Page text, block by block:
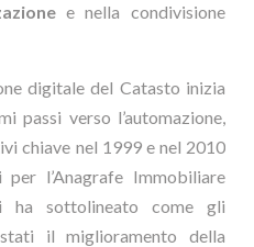
e nella condivisione
digitale del Catasto inizia
passi verso l’automazione,
chiave nel 1999 e nel 2010
l’Anagrafe Immobiliare
ha sottolineato come gli
il miglioramento della